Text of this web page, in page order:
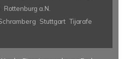
Rottenburg a.N.
Stuttgart Tijarafe